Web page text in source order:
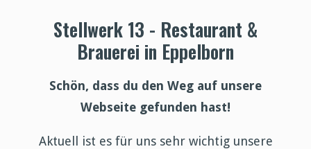
ÜBER UNSStellwerk 13 - Restaurant &
Brauerei in Eppelborn
Schön, dass du den Weg auf unsere
Webseite gefunden hast!
Aktuell ist es für uns sehr wichtig unsere